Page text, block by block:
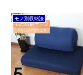
モノ別収納法